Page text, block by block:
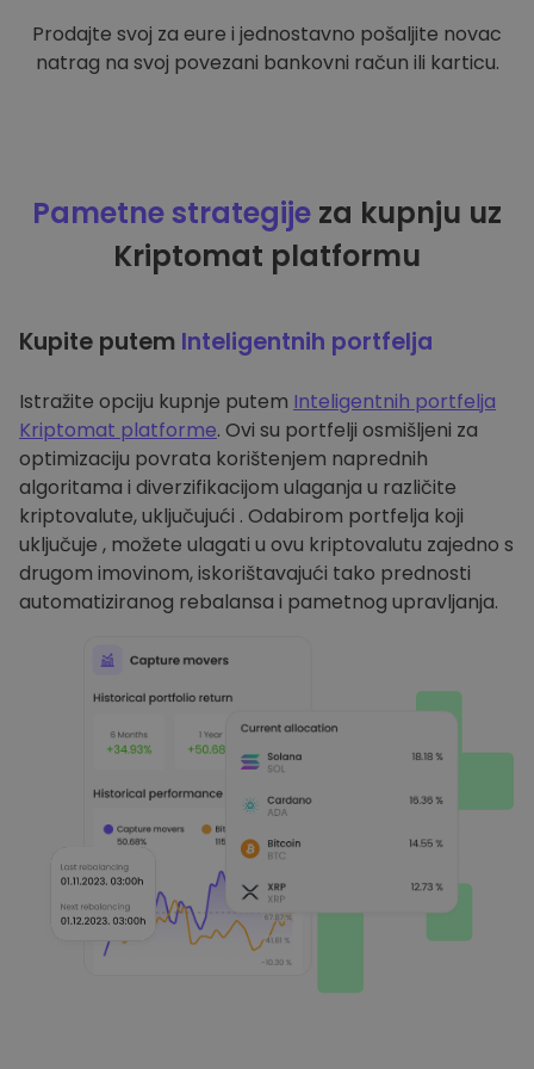
Prodajte svoj za eure i jednostavno pošaljite novac
natrag na svoj povezani bankovni račun ili karticu.
Pametne strategije za kupnju uz
Kriptomat platformu
Kupite putem Inteligentnih portfelja
Istražite opciju kupnje putem Inteligentnih portfelja
Kriptomat platforme. Ovi su portfelji osmišljeni za
optimizaciju povrata korištenjem naprednih
algoritama i diverzifikacijom ulaganja u različite
kriptovalute, uključujući . Odabirom portfelja koji
uključuje , možete ulagati u ovu kriptovalutu zajedno s
drugom imovinom, iskorištavajući tako prednosti
automatiziranog rebalansa i pametnog upravljanja.